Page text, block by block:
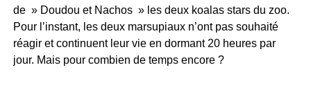
de » Doudou et Nachos » les deux koalas stars du zoo.
Pour l’instant, les deux marsupiaux n’ont pas souhaité
réagir et continuent leur vie en dormant 20 heures par
jour. Mais pour combien de temps encore ?